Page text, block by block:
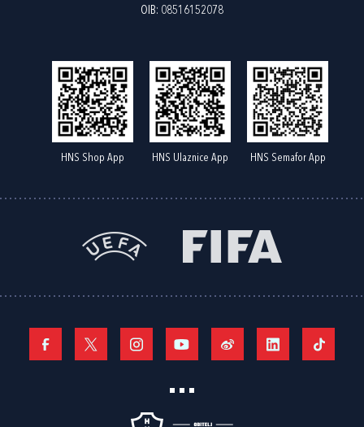
OIB: 08516152078
HNS Shop App HNS Ulaznice App HNS Semafor App